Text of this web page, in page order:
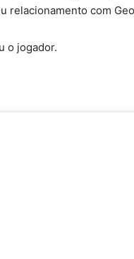
relacionamento com
o jogador.